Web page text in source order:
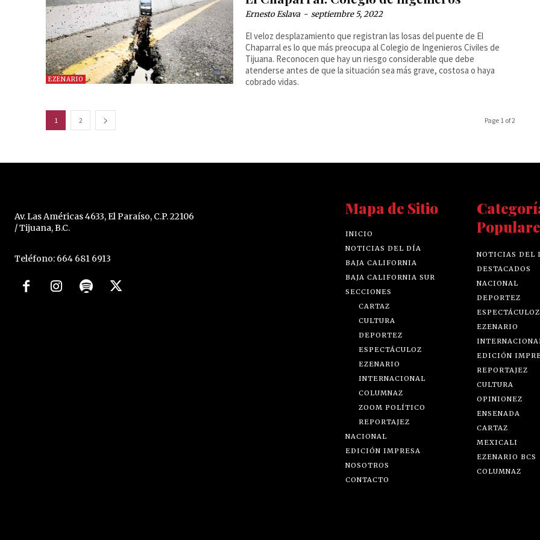
EZENARIO
Ernesto Eslava - septiembre 5, 2022
El veloz desplazamiento que registran las losas del puente de El
Chaparral es lo que más preocupa al Colegio de Ingenieros Civiles de
Tijuana. Reconocen que hay un riesgo considerable que debe
atenderse antes de que la situación sea más grave, costosa o haya
cobrado vidas.
1 2 Page 1 of 2
Av. Las Américas 4633, El Paraíso, C.P. 22106
/ Tijuana, B.C.
Teléfono: 664 681 6913
Mapa de Sitio
INICIO
NOTICIAS DEL DÍA
BAJA CALIFORNIA
BAJA CALIFORNIA SUR
SECCIONES
CARTAZ
CULTURA
DEPORTEZ
ESPECTÁCULOZ
EZENARIO
INTERNACIONAL
COLUMNAZ
ZOOM POLÍTICO
REPORTAJEZ
NACIONAL
EDICIÓN IMPRESA
NOSOTROS
CONTACTO
NOTICIAS DEL
DESTACADOS
NACIONAL
DEPORTEZ
ESPECTÁCULOZ
EZENARIO
EDICIÓN
REPORTAJEZ
CULTURA
OPINIONEZ
ENSENADA
CARTAZ
MEXICALI
EZENARIO BCS
COLUMNAZ